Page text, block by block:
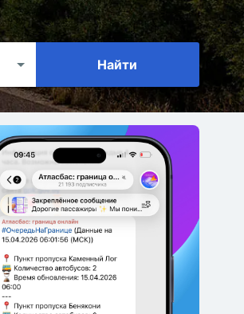
Найти